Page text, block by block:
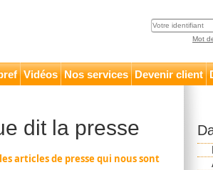
Mot
Vidéos Nos services Devenir client
dit la presse
articles de presse qui nous sont